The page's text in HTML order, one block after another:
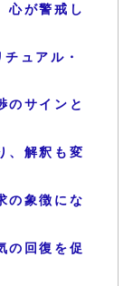
心が警戒し
ュアル・
のサインと
、解釈も変
の象徴にな
の回復を促